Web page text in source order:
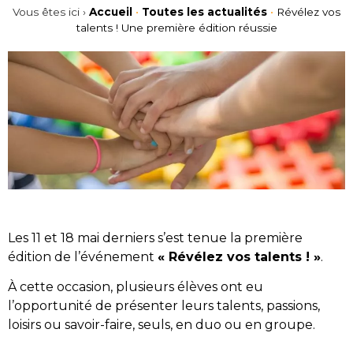
Vous êtes ici › Accueil • Toutes les actualités • Révélez vos
talents ! Une première édition réussie
Les 11 et 18 mai derniers s’est tenue la première
édition de l’événement « Révélez vos talents ! ».
À cette occasion, plusieurs élèves ont eu
l’opportunité de présenter leurs talents, passions,
loisirs ou savoir-faire, seuls, en duo ou en groupe.